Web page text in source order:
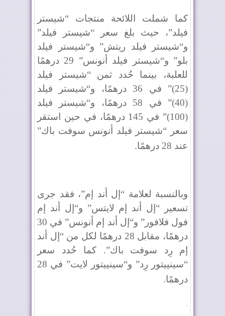
كما شملت اللائحة منتجات “شيستر
فيلد”، حيث بلغ سعر “شيستر فيلد”
و“شيستر فيلد ريتش” و“شيستر فيلد
بلو” و“شيستر فيلد أنونس” 29 درهمًا
للعلبة، بينما حُدد ثمن “شيستر فيلد
(25)” في 36 درهمًا، و“شيستر فيلد
(40)” في 58 درهمًا، و“شيستر فيلد
(100)” في 145 درهمًا، في حين استقر
سعر “شيستر فيلد أنونس سوفت باك”
عند 28 درهمًا
.
وبالنسبة لعلامة “إل أند إم”، فقد جرى
تسعير “إل أند إم لايتس” و“إل أند إم
فول فلافور” و“إل أند إم أنونس” في 30
درهمًا، مقابل 28 درهمًا لكل من “إل أند
إم رِد سوفت باك”. كما حُدد سعر
“سينييتور رِد” و“سينييتور لايت” في 28
درهمًا.